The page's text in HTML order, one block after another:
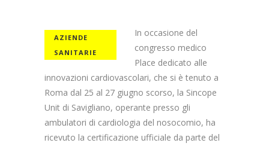
AZIENDE
SANITARIE
In occasione del
congresso medico
Place dedicato alle
innovazioni cardiovascolari, che si è tenuto a
Roma dal 25 al 27 giugno scorso, la Sincope
Unit di Savigliano, operante presso gli
ambulatori di cardiologia del nosocomio, ha
ricevuto la certificazione ufficiale da parte del